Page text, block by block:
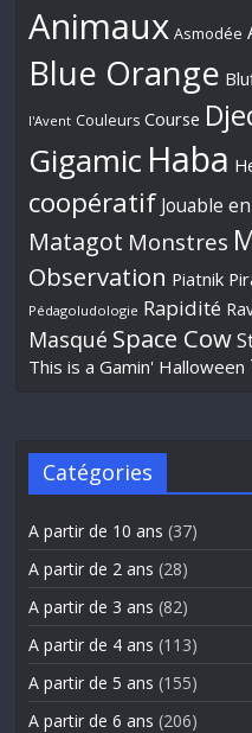
Animaux Asmodée
Blue Orange
l'Avent Couleurs Course
Gigamic Haba
coopératif Jouable
Matagot Monstres
Observation Piatnik
Pédagoludologie Rapidité
Masqué Space Cow
This is a Gamin' Halloween
Catégories
A partir de 10 ans (37)
A partir de 2 ans (28)
A partir de 3 ans (82)
A partir de 4 ans (113)
A partir de 5 ans (155)
A partir de 6 ans (206)